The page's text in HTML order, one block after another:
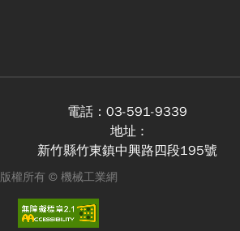
電話： 03-591-9339
地址 :
新竹縣竹東鎮中興路四段195號
版權所有 © 機械工業網